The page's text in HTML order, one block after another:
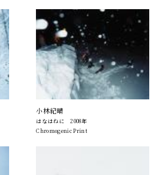
小林紀晴
はなはねに 2008年
Chromogenic Print